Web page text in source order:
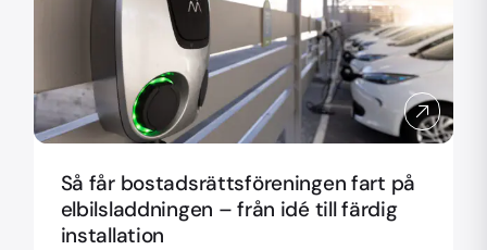
Så får bostadsrättsföreningen fart på
elbilsladdningen – från idé till färdig
installation